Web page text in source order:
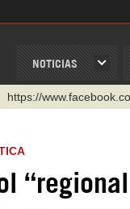
NOTICIAS
https://
http://twitter.com/
https://t.me/
https://urmedium.com/